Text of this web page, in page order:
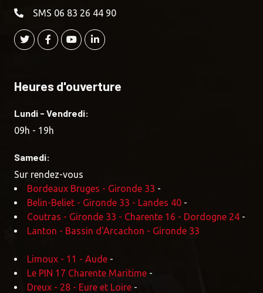
SMS 06 83 26 44 90
Heures d'ouverture
Lundi - Vendredi:
09h - 19h
Samedi:
Sur rendez-vous
Bordeaux Bruges - Gironde 33 -
Belin-Beliet - Gironde 33 - Landes 40 -
Coutras - Gironde 33 - Charente 16 - Dordogne 24 -
Lanton - Bassin d'Arcachon - Gironde 33
Limoux - 11 - Aude -
Le PIN 17 Charente Maritime -
Dreux - 28 - Eure et Loire -